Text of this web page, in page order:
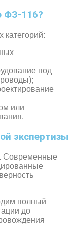
ФЗ-116?
категорий:
под
или
экспертизы
. Современные
полный
до